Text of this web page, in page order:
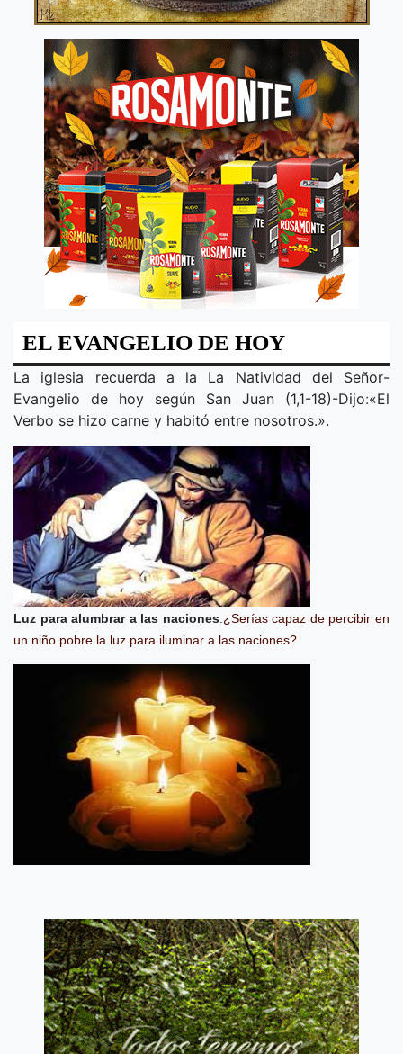
EL EVANGELIO DE HOY
La iglesia recuerda a la La Natividad del Señor-
Evangelio de hoy según San Juan (1,1-18)-Dijo:«El
Verbo se hizo carne y habitó entre nosotros.».
Luz para alumbrar a las naciones. ¿Serías capaz de percibir en
un niño pobre la luz para iluminar a las naciones?